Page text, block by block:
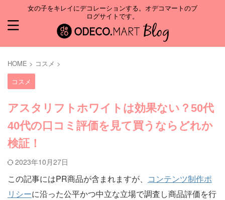
女の子をキレイにデコレーションする。オデコマートのブ
ログサイトです。
HOME > コスメ >
コスメ
アスタリフトホワイトは効果ない？50代
40代の口コミ評価を見て買うならどれか
検証！
2023年10月27日
この記事にはPR商品が含まれますが、 コンテンツ制作ポ
リシーに沿った公平かつ中立な立場で調査し商品評価を行